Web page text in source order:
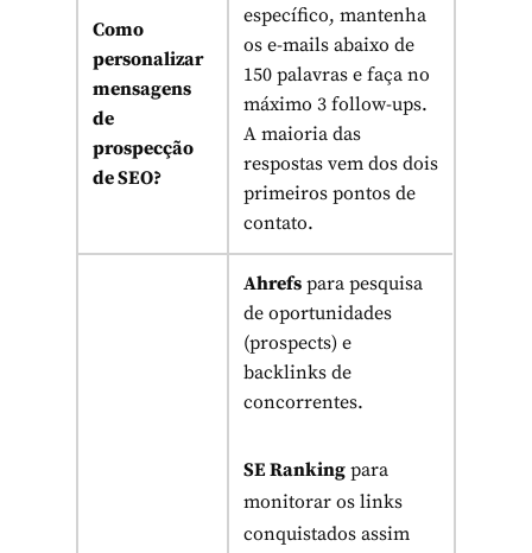
Como
personalizar
mensagens
de
prospecção
de SEO?
específico, mantenha
os e-mails abaixo de
150 palavras e faça no
máximo 3 follow-ups.
A maioria das
respostas vem dos dois
primeiros pontos de
contato.
Ahrefs para pesquisa
de oportunidades
(prospects) e
backlinks de
concorrentes.
SE Ranking para
monitorar os links
conquistados assim